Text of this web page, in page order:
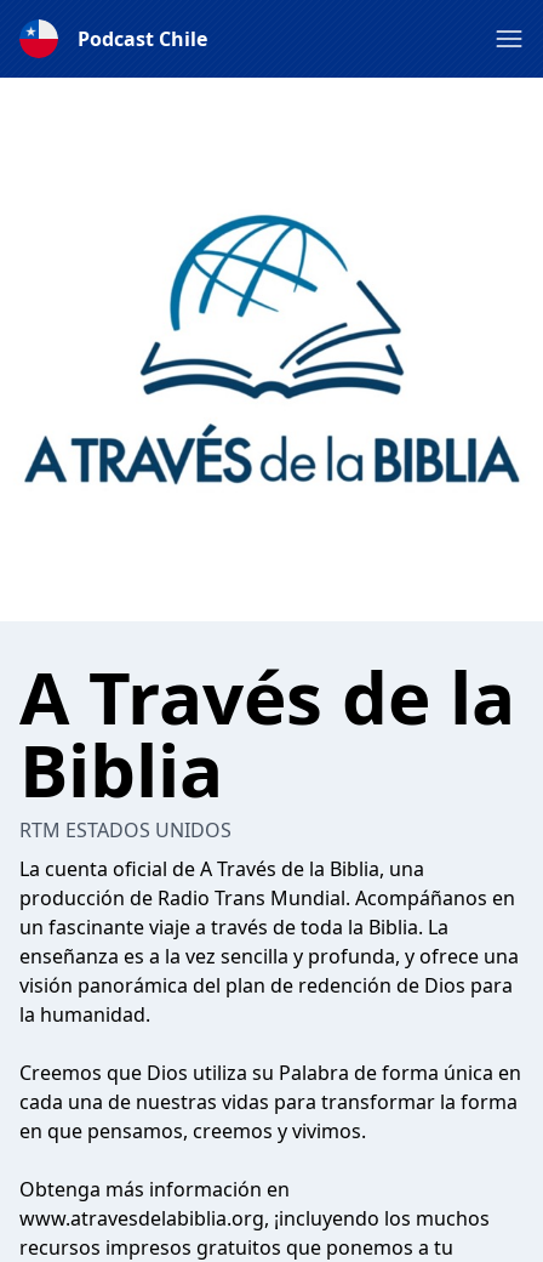
Podcast Chile
A Través de la
Biblia
RTM ESTADOS UNIDOS
La cuenta oficial de A Través de la Biblia, una
producción de Radio Trans Mundial. Acompáñanos en
un fascinante viaje a través de toda la Biblia. La
enseñanza es a la vez sencilla y profunda, y ofrece una
visión panorámica del plan de redención de Dios para
la humanidad.
Creemos que Dios utiliza su Palabra de forma única en
cada una de nuestras vidas para transformar la forma
en que pensamos, creemos y vivimos.
Obtenga más información en
www.atravesdelabiblia.org, ¡incluyendo los muchos
recursos impresos gratuitos que ponemos a tu